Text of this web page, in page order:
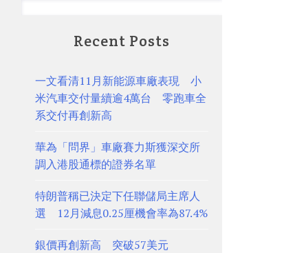
Recent Posts
一文看清11月新能源車廠表現 小
米汽車交付量續逾4萬台 零跑車全
系交付再創新高
華為「問界」車廠賽力斯獲深交所
調入港股通標的證券名單
特朗普稱已決定下任聯儲局主席人
選 12月減息0.25厘機會率為87.4%
銀價再創新高 突破57美元